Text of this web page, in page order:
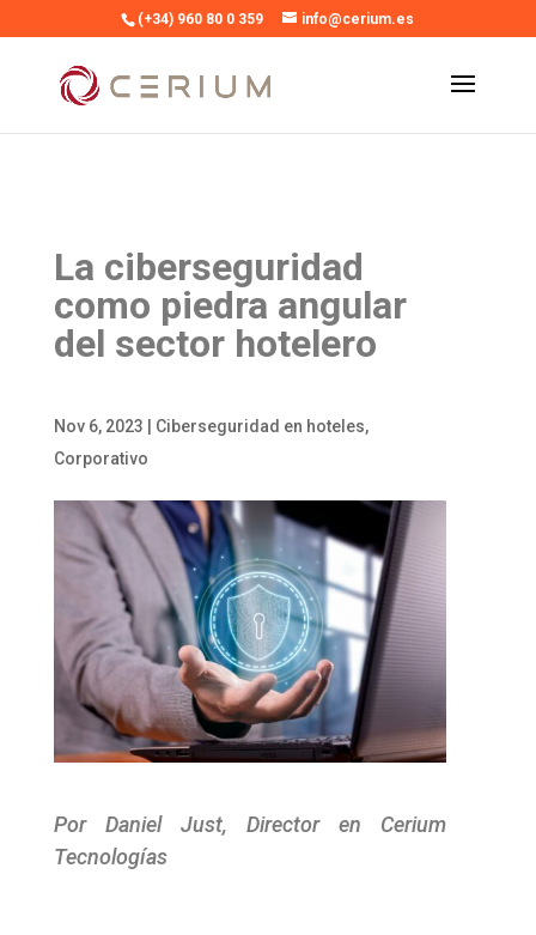
(+34) 960 80 0 359 info@cerium.es
La ciberseguridad
como piedra angular
del sector hotelero
Nov 6, 2023 Ciberseguridad en hoteles,
Corporativo
Por Daniel Just, Director en Cerium
Tecnologías